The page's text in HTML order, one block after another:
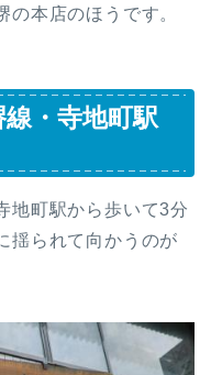
の本店のほうです。
・寺地町駅
地町駅から歩いて3分
揺られて向かうのが